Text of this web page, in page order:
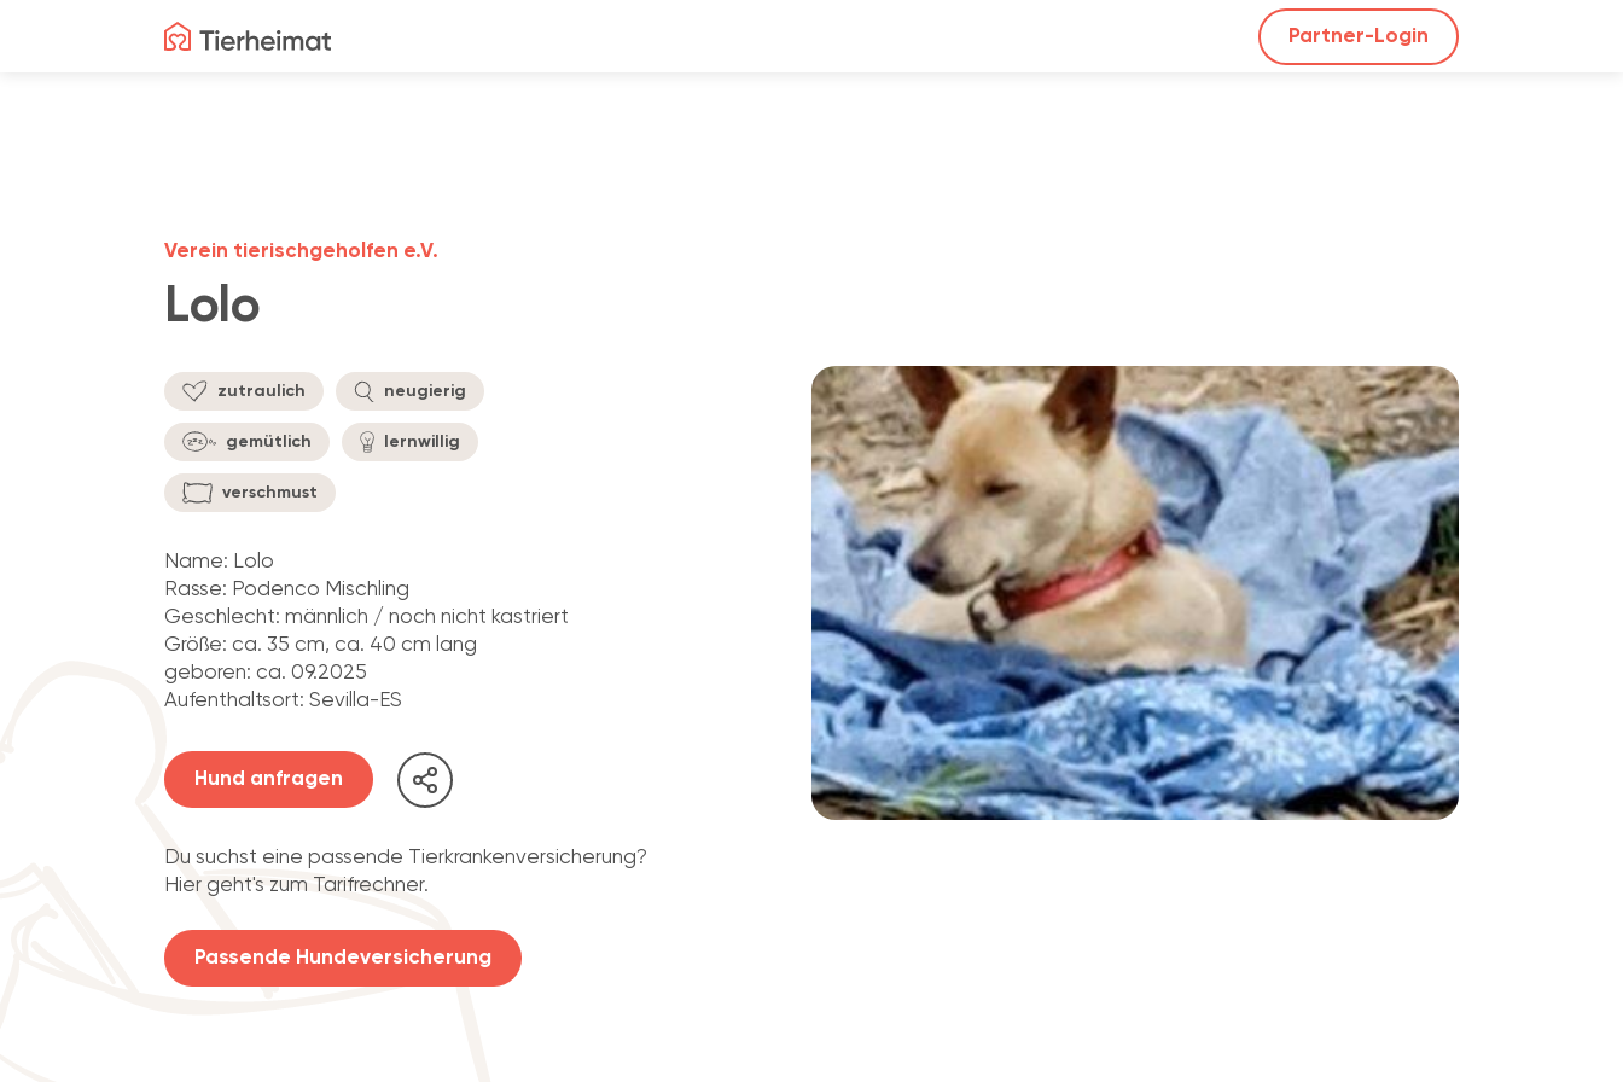
Partner-Login
Lolo
Verein tierischgeholfen e.V.
zutraulich neugierig
gemütlich lernwillig
verschmust
Name: Lolo
Rasse: Podenco Mischling
Geschlecht: männlich / noch nicht kastriert
Größe: ca. 35 cm, ca. 40 cm lang
geboren: ca. 09.2025
Aufenthaltsort: Sevilla-ES
Hund anfragen
Du suchst eine passende Tierkrankenversicherung?
Hier geht's zum Tarifrechner.
Passende Hundeversicherung